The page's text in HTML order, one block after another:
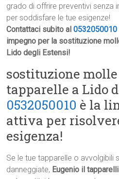
grado di offrire preventivi senza
per soddisfare le tue esigenze!
Contattaci subito al0532050010
impegno per la sostituzione
Lido degli Estensi!
sostituzione
tapparelle a Lido
0532050010 è la
attiva per
esigenza!
Se le tue tapparelle o avvolgibili
danneggiate, Eugenio il